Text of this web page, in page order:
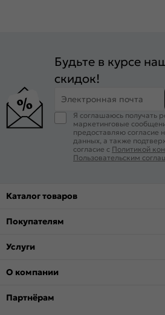
Будьте в курсе
скидок!
Электронная почта
Я соглашаюсь получать
маркетинговые
предоставляю согласие
данных, а также
согласие с Политикой
Пользовательским
Каталог товаров
Покупателям
Услуги
О компании
Партнёрам